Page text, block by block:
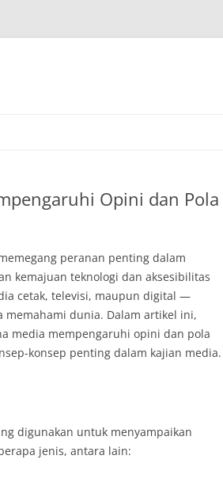
Opini dan Pola
peranan penting dalam
kemajuan teknologi dan aksesibilitas
cetak, televisi, maupun digital —
memahami dunia. Dalam artikel ini,
media mempengaruhi opini dan pola
konsep penting dalam kajian media.
digunakan untuk menyampaikan
jenis, antara lain: